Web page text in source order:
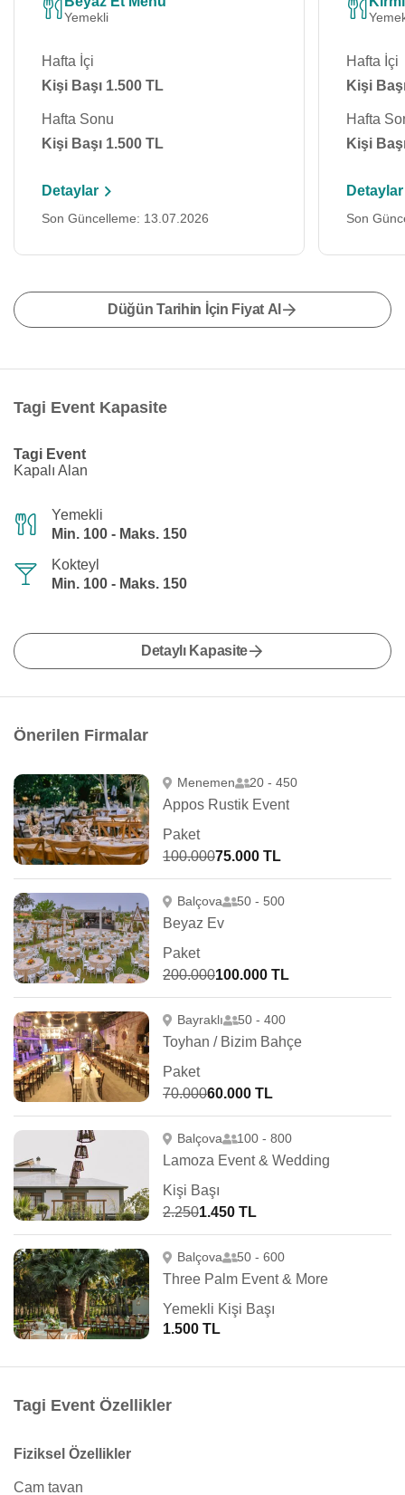
Yemekli
Hafta İçi
Kişi Başı 1.500 TL
Hafta Sonu
Kişi Başı 1.500 TL
Detaylar
Son Güncelleme: 13.07.2026
Hafta İçi
Kişi
Hafta
Kişi
Detaylar
Son
Düğün Tarihin İçin Fiyat Al
Tagi Event Kapasite
Tagi Event
Kapalı Alan
Yemekli
Min. 100 - Maks. 150
Kokteyl
Min. 100 - Maks. 150
Detaylı Kapasite
Önerilen Firmalar
Menemen 20 - 450
Appos Rustik Event
Paket
100.00075.000 TL
Balçova 50 - 500
Beyaz Ev
Paket
200.000100.000 TL
Bayraklı 50 - 400
Toyhan / Bizim Bahçe
Paket
70.00060.000 TL
Balçova 100 - 800
Lamoza Event & Wedding
Kişi Başı
2.2501.450 TL
Balçova 50 - 600
Three Palm Event & More
Yemekli Kişi Başı
1.500 TL
Tagi Event Özellikler
Fiziksel Özellikler
Cam tavan